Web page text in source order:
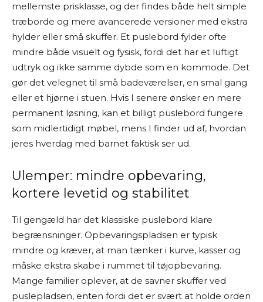
mellemste prisklasse, og der findes både helt simple
træborde og mere avancerede versioner med ekstra
hylder eller små skuffer. Et puslebord fylder ofte
mindre både visuelt og fysisk, fordi det har et luftigt
udtryk og ikke samme dybde som en kommode. Det
gør det velegnet til små badeværelser, en smal gang
eller et hjørne i stuen. Hvis I senere ønsker en mere
permanent løsning, kan et billigt puslebord fungere
som midlertidigt møbel, mens I finder ud af, hvordan
jeres hverdag med barnet faktisk ser ud.
Ulemper: mindre opbevaring,
kortere levetid og stabilitet
Til gengæld har det klassiske puslebord klare
begrænsninger. Opbevaringspladsen er typisk
mindre og kræver, at man tænker i kurve, kasser og
måske ekstra skabe i rummet til tøjopbevaring.
Mange familier oplever, at de savner skuffer ved
puslepladsen, enten fordi det er svært at holde orden